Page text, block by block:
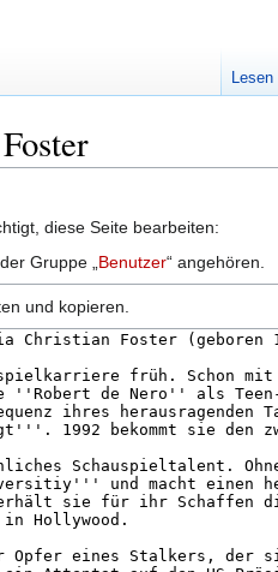
diese Seite bearbeiten:
Gruppe „ Benutzer“ angehören.
und kopieren.
Lesen